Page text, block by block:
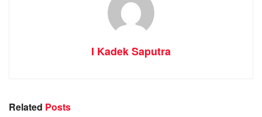
I Kadek Saputra
Related Posts